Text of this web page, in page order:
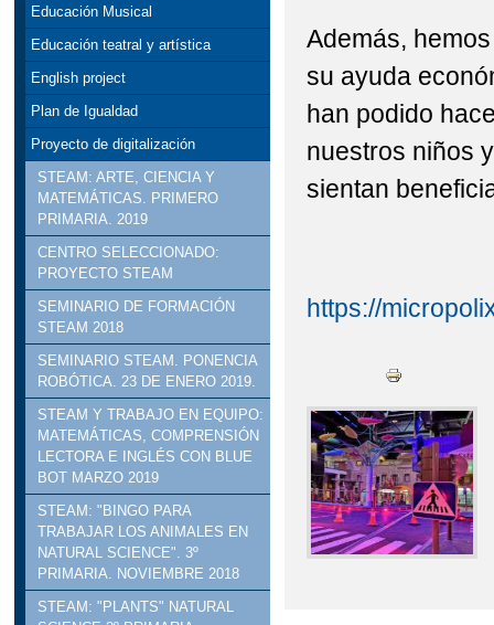
STEAM: TALLER DE
VISITA
DELEGADO DE
Educación Musical
Educación teatral y artística
English project
Plan de Igualdad
Proyecto de digitalización
STEAM: ARTE, CIENCIA Y
MATEMÁTICAS. PRIMERO
PRIMARIA. 2019
CENTRO SELECCIONADO:
PROYECTO STEAM
SEMINARIO DE FORMACIÓN
STEAM 2018
SEMINARIO STEAM. PONENCIA
ROBÓTICA. 23 DE ENERO 2019.
STEAM Y TRABAJO EN EQUIPO:
MATEMÁTICAS, COMPRENSIÓN
LECTORA E INGLÉS CON BLUE
BOT MARZO 2019
STEAM: "BINGO PARA
TRABAJAR LOS ANIMALES EN
NATURAL SCIENCE". 3º
PRIMARIA. NOVIEMBRE 2018
STEAM: "PLANTS" NATURAL
Además,
su ayuda
han podido
nuestros niños
sientan
https://